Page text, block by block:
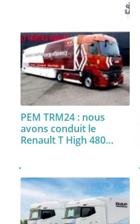
PEM TRM24 : nous
avons conduit le
Renault T High 480…